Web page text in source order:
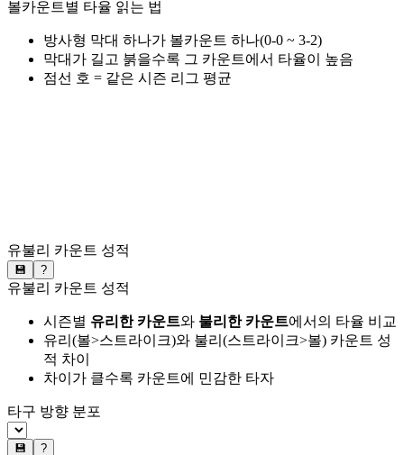
볼카운트별 타율 읽는 법
방사형 막대 하나가 볼카운트 하나(0-0 ~ 3-2)
막대가 길고 붉을수록 그 카운트에서 타율이 높음
점선 호 = 같은 시즌 리그 평균
유불리 카운트 성적
💾 ?
유불리 카운트 성적
시즌별 유리한 카운트와 불리한 카운트에서의 타율 비교
유리(볼>스트라이크)와 불리(스트라이크>볼) 카운트 성
적 차이
차이가 클수록 카운트에 민감한 타자
타구 방향 분포
💾 ?